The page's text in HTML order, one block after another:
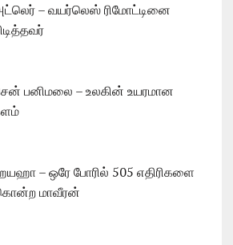
– வயர்லெஸ் ரிமோட்டினை
பனிமலை – உலகின் உயரமான
– ஒரே போரில் 505 எதிரிகளை
மாவீரன்